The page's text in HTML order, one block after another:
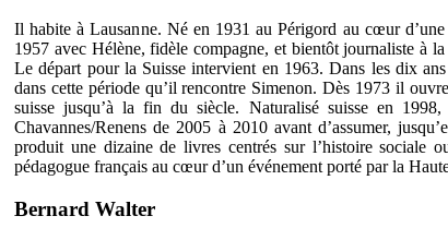
Il habite à Lausanne. Né en 1931 au Périgord au cœur
1957 avec Hélène, fidèle compagne, et bientôt journaliste à
Le départ pour la Suisse intervient en 1963. Dans les dix
dans cette période qu’il rencontre Simenon. Dès 1973 il
suisse jusqu’à la fin du siècle. Naturalisé suisse en
Chavannes/Renens de 2005 à 2010 avant d’assumer,
produit une dizaine de livres centrés sur l’histoire sociale
pédagogue français au cœur d’un événement porté par la
Bernard Walter